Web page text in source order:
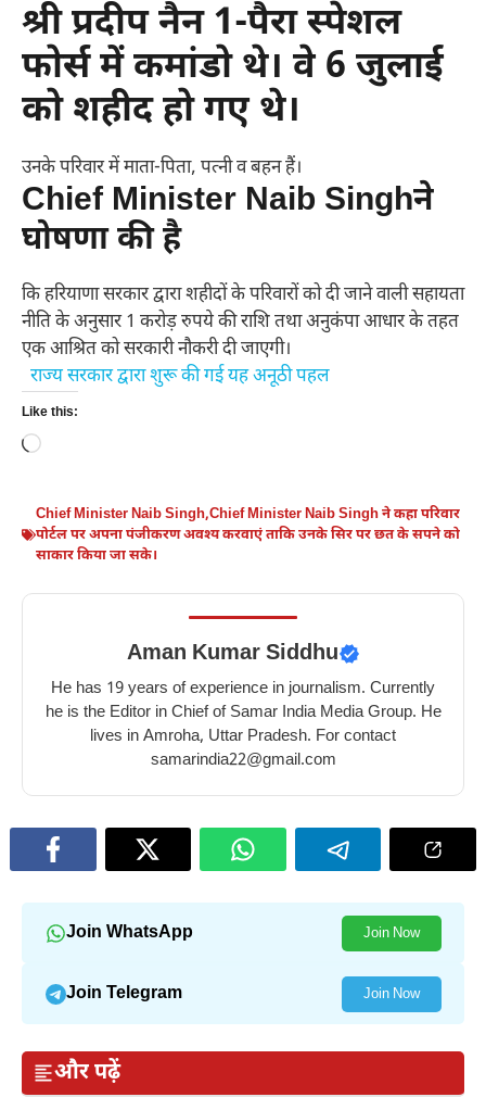
श्री प्रदीप नैन 1-पैरा स्पेशल
फोर्स में कमांडो थे। वे 6 जुलाई
को शहीद हो गए थे।
उनके परिवार में माता-पिता, पत्नी व बहन हैं।
Chief Minister Naib Singhने
घोषणा की है
कि हरियाणा सरकार द्वारा शहीदों के परिवारों को दी जाने वाली सहायता
नीति के अनुसार 1 करोड़ रुपये की राशि तथा अनुकंपा आधार के तहत
एक आश्रित को सरकारी नौकरी दी जाएगी।
राज्य सरकार द्वारा शुरू की गई यह अनूठी पहल
Like this:
Loading…
Chief Minister Naib Singh,Chief Minister Naib Singh ने कहा परिवार
पोर्टल पर अपना पंजीकरण अवश्य करवाएं ताकि उनके सिर पर छत के सपने को
साकार किया जा सके।
Aman Kumar Siddhu
He has 19 years of experience in journalism. Currently
he is the Editor in Chief of Samar India Media Group. He
lives in Amroha, Uttar Pradesh. For contact
samarindia22@gmail.com
Join WhatsApp Join Now
Join Telegram Join Now
और पढ़ें